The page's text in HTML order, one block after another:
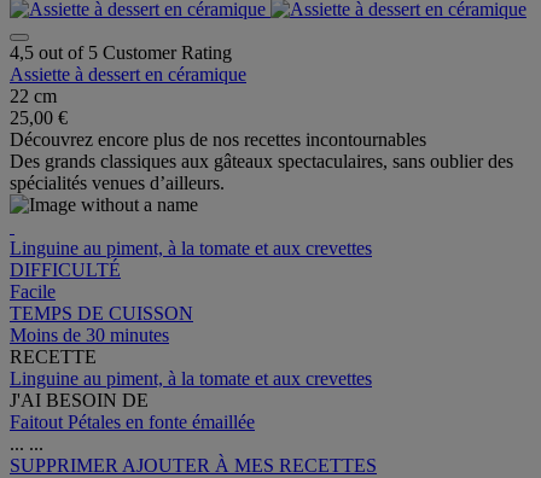
4,5 out of 5 Customer Rating
Assiette à dessert en céramique
22 cm
25,00 €
Découvrez encore plus de nos recettes incontournables
Des grands classiques aux gâteaux spectaculaires, sans oublier des
spécialités venues d’ailleurs.
Linguine au piment, à la tomate et aux crevettes
DIFFICULTÉ
Facile
TEMPS DE CUISSON
Moins de 30 minutes
RECETTE
Linguine au piment, à la tomate et aux crevettes
J'AI BESOIN DE
Faitout Pétales en fonte émaillée
... ...
SUPPRIMER AJOUTER À MES RECETTES